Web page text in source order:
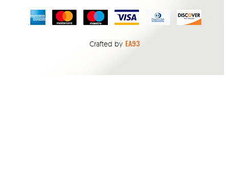
Crafted by EA93